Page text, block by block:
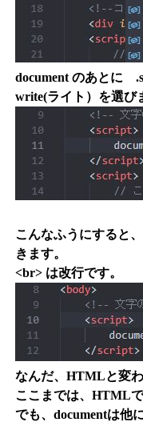
document のあとに
write(ライト）を選び
こんなふうにすると
きます。
<br> は改行です。
なんだ、HTMLと変
ここまでは、HTML
でも、documentは他